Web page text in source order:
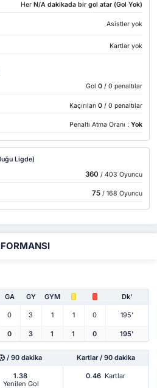
Her N/A dakikada bir gol atar (Gol Yok)
Asistler yok
Kartlar yok
Gol 0 / 0 penaltılar
Kaçırılan 0 / 0 penaltılar
Penaltı Atma Oranı : Yok
Ligde)
360 / 403 Oyuncu
75/ 168 Oyuncu
GA GY GYM Dk'
0 3 1 1 0 195'
0 3 1 1 0 195'
/ 90 dakika Kartlar / 90 dakika
1.38
Yenilen Gol
0.46 Kartlar